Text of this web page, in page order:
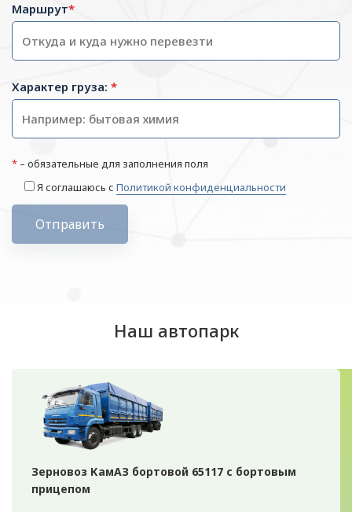
Маршрут*
Характер груза: *
* – обязательные для заполнения поля
Я соглашаюсь с Политикой конфиденциальности
Отправить
Наш автопарк
Зерновоз КамАЗ бортовой 65117 с бортовым
прицепом